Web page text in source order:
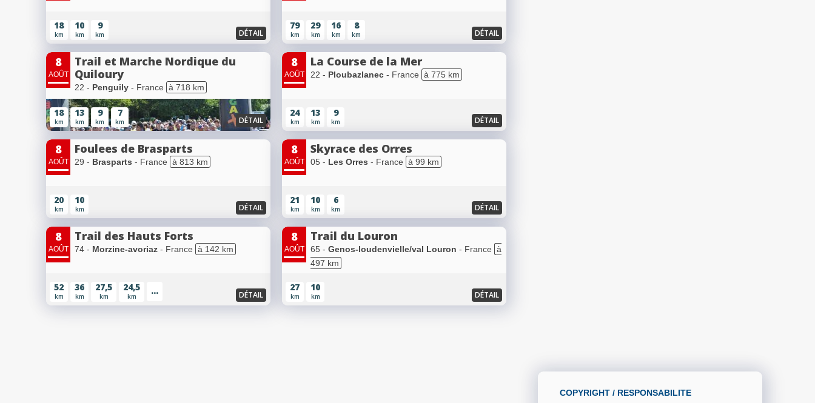
18
km
10
km
9
km DÉTAIL
79
km
29
km
16
km
8
km DÉTAIL
8
AOÛT
Trail et Marche Nordique du
Quiloury
22 - Penguily - France à 718 km
18
km
13
km
9
km
7
km DÉTAIL
8
AOÛT
La Course de la Mer
22 - Ploubazlanec - France à 775 km
24
km
13
km
9
km DÉTAIL
8
AOÛT
Foulees de Brasparts
29 - Brasparts - France à 813 km
20
km
10
km DÉTAIL
8
AOÛT
Skyrace des Orres
05 - Les Orres - France à 99 km
21
km
10
km
6
km DÉTAIL
8
AOÛT
Trail des Hauts Forts
74 - Morzine-avoriaz - France à 142 km
52
km
36
km
27,5
km
24,5
km ... DÉTAIL
8
AOÛT
Trail du Louron
65 - Genos-loudenvielle/val Louron - France à
497 km
27
km
10
km DÉTAIL
COPYRIGHT / RESPONSABILITE